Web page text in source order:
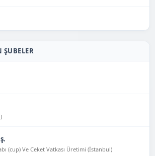
ŞUBELER
(cup) Ve Ceket Vatkası Üretimi (İstanbul)